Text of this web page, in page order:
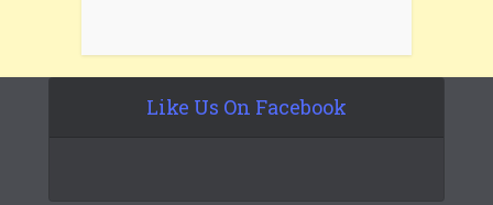
Like Us On Facebook